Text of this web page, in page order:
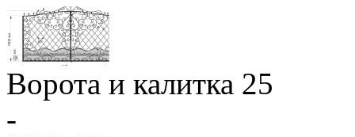
Ворота и калитка 25
-